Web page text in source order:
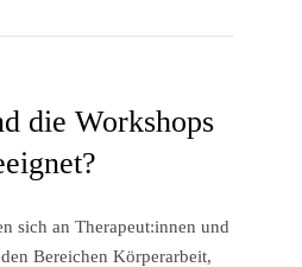
die Workshops
sich an Therapeut:innen und
Bereichen Körperarbeit,